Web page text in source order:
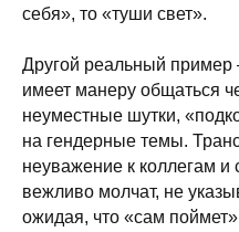
себя», то «туши свет».
Другой реальный пример
имеет манеру общаться
неуместные шутки,
на гендерные темы.
неуважение к коллегам
вежливо молчат, не
ожидая, что «сам